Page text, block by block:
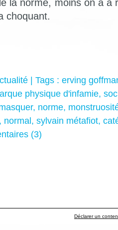
la norme, moins on a à
choquant.
| Tags : erving
physique d'infamie,
, norme,
, normal , sylvain métafiot,
(3)
Déclarer un